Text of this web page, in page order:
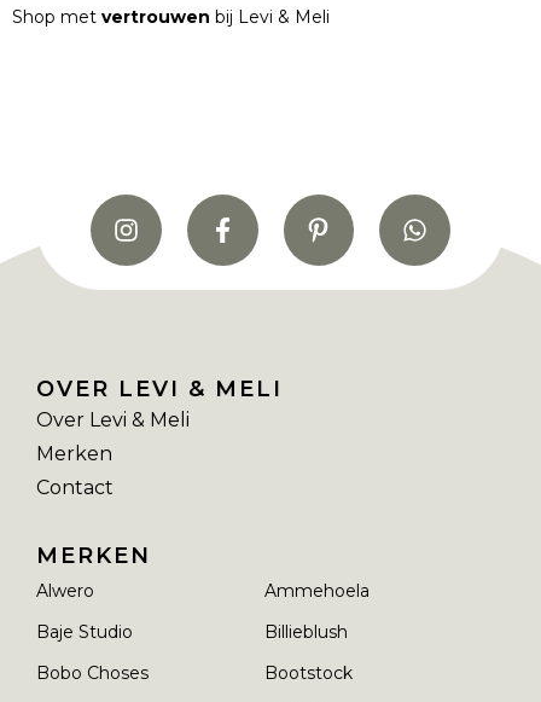
Shop met vertrouwen bij Levi & Meli
OVER LEVI & MELI
Over Levi & Meli
Merken
Contact
MERKEN
Alwero
Ammehoela
Baje Studio
Billieblush
Bobo Choses
Bootstock